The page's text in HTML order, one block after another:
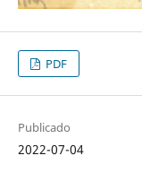
PDF
Publicado
2022-07-04